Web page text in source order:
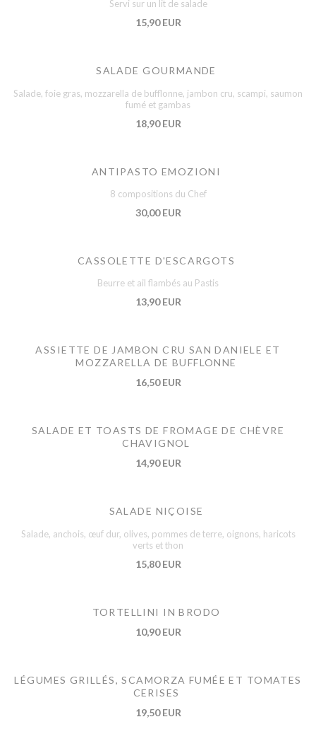
Servi sur un lit de salade
15,90 EUR
SALADE GOURMANDE
Salade, foie gras, mozzarella de bufflonne, jambon cru, scampi, saumon
fumé et gambas
18,90 EUR
ANTIPASTO EMOZIONI
8 compositions du Chef
30,00 EUR
CASSOLETTE D'ESCARGOTS
Beurre et ail flambés au Pastis
13,90 EUR
ASSIETTE DE JAMBON CRU SAN DANIELE ET
MOZZARELLA DE BUFFLONNE
16,50 EUR
SALADE ET TOASTS DE FROMAGE DE CHÈVRE
CHAVIGNOL
14,90 EUR
SALADE NIÇOISE
Salade, anchois, œuf dur, olives, pommes de terre, oignons, haricots
verts et thon
15,80 EUR
TORTELLINI IN BRODO
10,90 EUR
LÉGUMES GRILLÉS, SCAMORZA FUMÉE ET TOMATES
CERISES
19,50 EUR